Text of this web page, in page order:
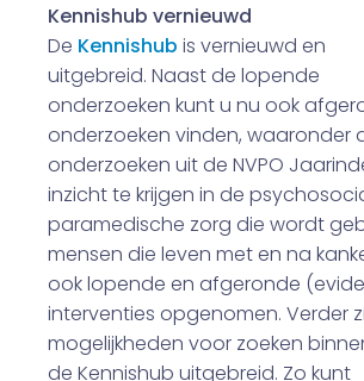
Kennishub vernieuwd
De Kennishub is vernieuwd en
uitgebreid. Naast de lopende
onderzoeken kunt u nu ook
onderzoeken vinden, waaronder
onderzoeken uit de NVPO
inzicht te krijgen in de
paramedische zorg die wordt
mensen die leven met en na
ook lopende en afgeronde
interventies opgenomen. Verder
mogelijkheden voor zoeken
de Kennishub uitgebreid. Zo kunt